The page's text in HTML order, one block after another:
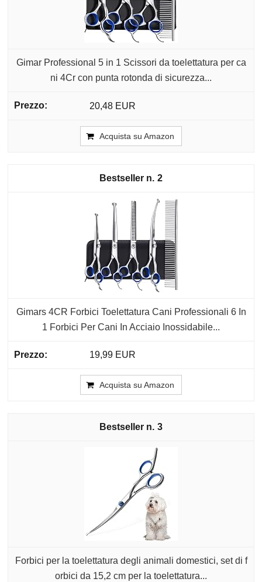
Gimar Professional 5 in 1 Scissori da toelettatura per ca
ni 4Cr con punta rotonda di sicurezza...
20,48 EUR
Acquista su Amazon
2
Gimars 4CR Forbici Toelettatura Cani Professionali 6 In
1 Forbici Per Cani In Acciaio Inossidabile...
19,99 EUR
Acquista su Amazon
3
Forbici per la toelettatura degli animali domestici, set di f
orbici da 15,2 cm per la toelettatura...